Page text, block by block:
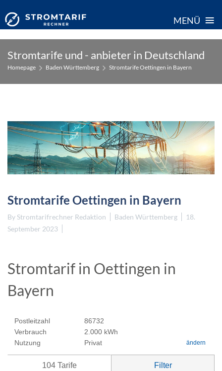
MENÜ ≡
content
Stromtarife und - anbieter in Deutschland
Homepage Baden Württemberg Stromtarife Oettingen in Bayern
Stromtarife Oettingen in Bayern
By Stromtarifrechner Redaktion Baden Württemberg
18.
September 2023
Stromtarif in Oettingen in
Bayern